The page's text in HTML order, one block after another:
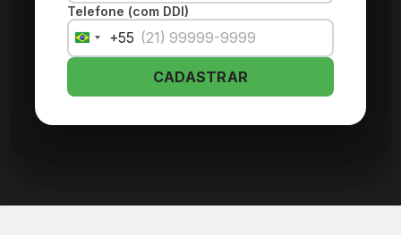
Telefone (com DDI)
Brazil
+55
+55
CADASTRAR